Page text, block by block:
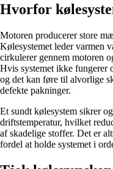
Hvorfor
Motoren producerer store
Kølesystemet leder varmen
cirkulerer gennem motoren
Hvis systemet ikke fungerer
og det kan føre til alvorlige
defekte pakninger.
Et sundt kølesystem sikrer
driftstemperatur, hvilket
af skadelige stoffer. Det er
fordel at holde systemet i